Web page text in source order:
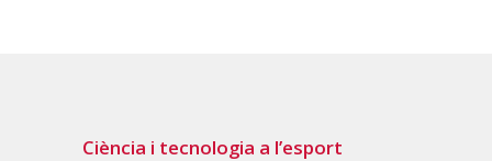
Ciència i tecnologia a l’esport